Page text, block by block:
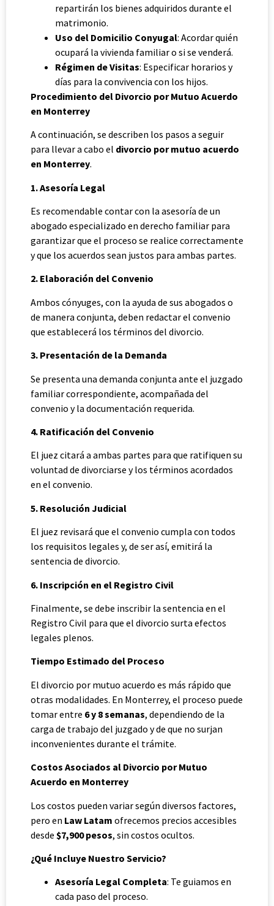
repartirán los bienes adquiridos durante el
matrimonio.
Uso del Domicilio Conyugal: Acordar quién
ocupará la vivienda familiar o si se venderá.
Régimen de Visitas: Especificar horarios y
días para la convivencia con los hijos.
Procedimiento del Divorcio por Mutuo Acuerdo
en Monterrey
A continuación, se describen los pasos a seguir
para llevar a cabo el divorcio por mutuo acuerdo
en Monterrey.
1. Asesoría Legal
Es recomendable contar con la asesoría de un
abogado especializado en derecho familiar para
garantizar que el proceso se realice correctamente
y que los acuerdos sean justos para ambas partes.
2. Elaboración del Convenio
Ambos cónyuges, con la ayuda de sus abogados o
de manera conjunta, deben redactar el convenio
que establecerá los términos del divorcio.
3. Presentación de la Demanda
Se presenta una demanda conjunta ante el juzgado
familiar correspondiente, acompañada del
convenio y la documentación requerida.
4. Ratificación del Convenio
El juez citará a ambas partes para que ratifiquen su
voluntad de divorciarse y los términos acordados
en el convenio.
5. Resolución Judicial
El juez revisará que el convenio cumpla con todos
los requisitos legales y, de ser así, emitirá la
sentencia de divorcio.
6. Inscripción en el Registro Civil
Finalmente, se debe inscribir la sentencia en el
Registro Civil para que el divorcio surta efectos
legales plenos.
Tiempo Estimado del Proceso
El divorcio por mutuo acuerdo es más rápido que
otras modalidades. En Monterrey, el proceso puede
tomar entre 6 y 8 semanas, dependiendo de la
carga de trabajo del juzgado y de que no surjan
inconvenientes durante el trámite.
Costos Asociados al Divorcio por Mutuo
Acuerdo en Monterrey
Los costos pueden variar según diversos factores,
pero en Law Latam ofrecemos precios accesibles
desde $7,900 pesos, sin costos ocultos.
¿Qué Incluye Nuestro Servicio?
Asesoría Legal Completa: Te guiamos en
cada paso del proceso.